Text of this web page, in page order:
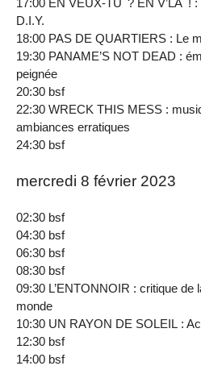
17:00 EN VEUX-TU ? EN V’LÀ !
D.I.Y.
18:00 PAS DE QUARTIERS : Le
19:30 PANAME’S NOT DEAD :
peignée
20:30 bsf
22:30 WRECK THIS MESS :
ambiances erratiques
24:30 bsf
mercredi 8 février 2023
02:30 bsf
04:30 bsf
06:30 bsf
08:30 bsf
09:30 L’ENTONNOIR : critique de
monde
10:30 UN RAYON DE SOLEIL :
12:30 bsf
14:00 bsf